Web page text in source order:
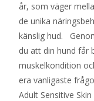
år, som väger
de unika
känslig hud.
du att din hund får
muskelkondition
era vanligaste
Adult Sensitive